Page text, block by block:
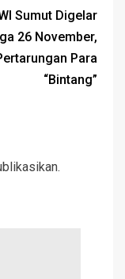
Sumut Digelar
26 November,
Para
“Bintang”